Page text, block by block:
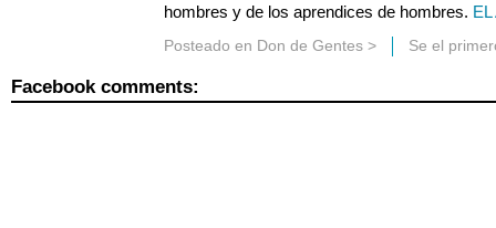
hombres y de los aprendices de hombres.
Posteado en Don de Gentes > Se el
Facebook comments: